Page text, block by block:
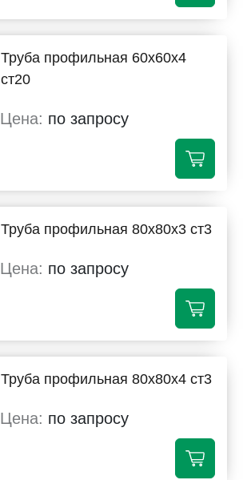
Труба профильная 60х60х4
ст20
по запросу
Труба профильная 80х80х3 ст3
по запросу
Труба профильная 80х80х4 ст3
по запросу